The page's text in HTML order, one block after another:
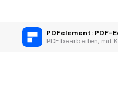
PDFelement: PDF-
PDF bearbeiten, mit